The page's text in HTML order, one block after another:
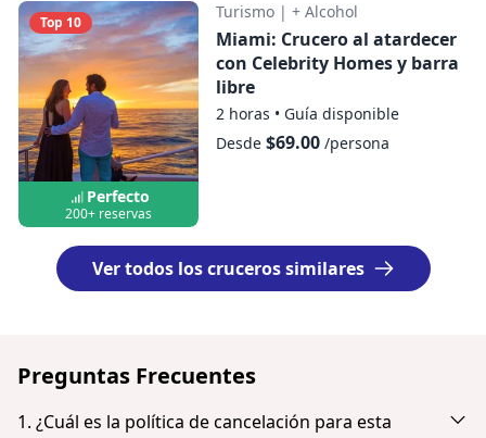
Top 10
Perfecto
200+ reservas
Turismo | + Alcohol
Miami: Crucero al atardecer
con Celebrity Homes y barra
libre
2 horas • Guía disponible
Desde $69.00/persona
Ver todos los cruceros similares
Preguntas Frecuentes
1. ¿Cuál es la política de cancelación para esta